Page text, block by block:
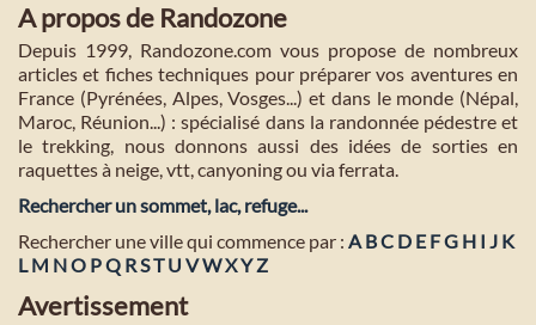
A propos de Randozone
Depuis 1999, Randozone.com vous propose de nombreux
articles et fiches techniques pour préparer vos aventures en
France (Pyrénées, Alpes, Vosges...) et dans le monde (Népal,
Maroc, Réunion...) : spécialisé dans la randonnée pédestre et
le trekking, nous donnons aussi des idées de sorties en
raquettes à neige, vtt, canyoning ou via ferrata.
Rechercher un sommet, lac, refuge...
Rechercher une ville qui commence par : A BC D E FG H I J K
L M NO PQ RST U VWXYZ
Avertissement